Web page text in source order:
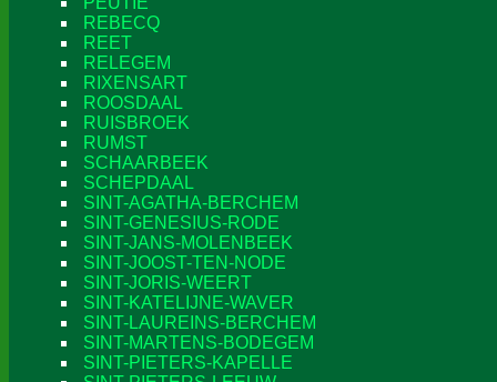
REBECQ
REET
RELEGEM
RIXENSART
ROOSDAAL
RUISBROEK
RUMST
SCHAARBEEK
SCHEPDAAL
SINT-AGATHA-BERCHEM
SINT-GENESIUS-RODE
SINT-JANS-MOLENBEEK
SINT-JOOST-TEN-NODE
SINT-JORIS-WEERT
SINT-KATELIJNE-WAVER
SINT-LAUREINS-BERCHEM
SINT-MARTENS-BODEGEM
SINT-PIETERS-KAPELLE